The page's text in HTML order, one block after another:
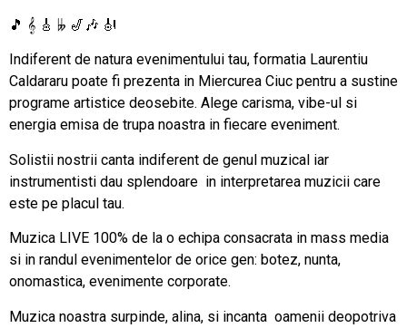
🎵 𝄞 🎸 𝄫 🎷🎶 🎻
Indiferent de natura evenimentului tau, formatia Laurentiu
Caldararu poate fi prezenta in Miercurea Ciuc pentru a sustine
programe artistice deosebite. Alege carisma, vibe-ul si
energia emisa de trupa noastra in fiecare eveniment.
Solistii nostrii canta indiferent de genul muzical iar
instrumentisti dau splendoare in interpretarea muzicii care
este pe placul tau.
Muzica LIVE 100% de la o echipa consacrata in mass media
si in randul evenimentelor de orice gen: botez, nunta,
onomastica, evenimente corporate.
Muzica noastra surpinde, alina, si incanta oamenii deopotriva